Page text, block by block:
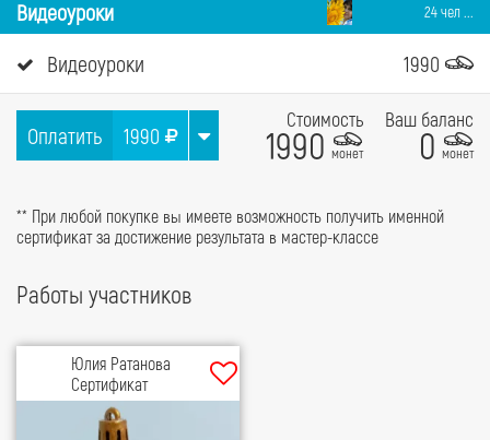
Видеоуроки 24 чел ...
Видеоуроки 1990
Оплатить 1990
Стоимость
1990 монет
Ваш баланс
0 монет
** При любой покупке вы имеете возможность получить именной
сертификат за достижение результата в мастер-классе
Работы участников
Юлия Ратанова
Сертификат